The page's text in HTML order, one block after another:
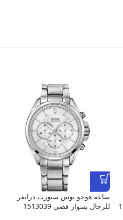
ساعة هوجو بوس سبورت درايفر
للرجال بسوار فضي 1513039